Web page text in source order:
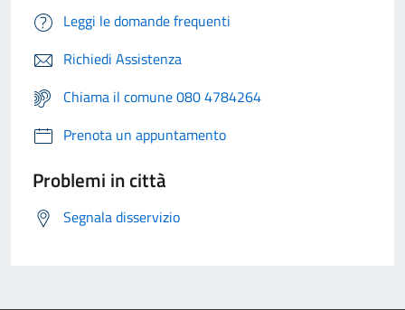
Leggi le domande frequenti
Richiedi Assistenza
Chiama il comune 080 4784264
Prenota un appuntamento
Problemi in città
Segnala disservizio